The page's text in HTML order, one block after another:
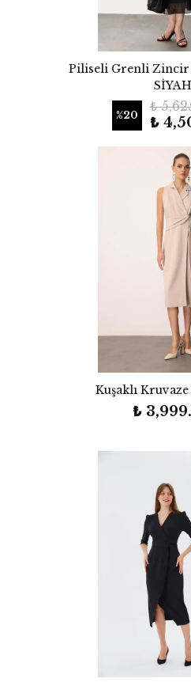
Piliseli Grenli Zincir
SİYAH
%20
₺
₺
Kuşaklı Kruvaze
₺